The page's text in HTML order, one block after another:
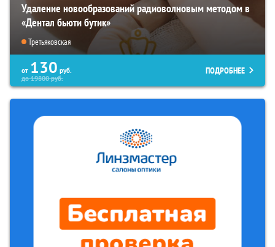
Удаление новообразований радиоволновым методом в
«Дентал бьюти бутик»
Третьяковская
от 130 руб.
до19800руб.
ПОДРОБНЕЕ